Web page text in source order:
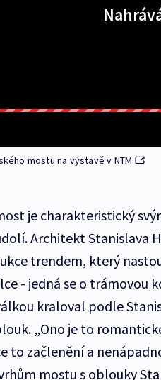
mostu na výstavě v NTM
je charakteristický
Architekt Stanislava
trendem, který
- jedná se o trámovou
kraloval podle
„Ono je to
to začlenění a
mostu s oblouky